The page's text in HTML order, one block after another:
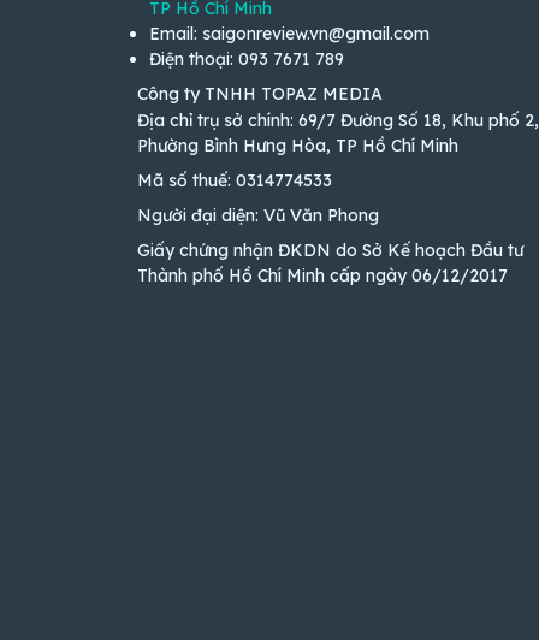
TP Hồ Chí Minh
Email: saigonreview.vn@gmail.com
Điện thoại: 093 7671 789
Công ty TNHH TOPAZ MEDIA
Địa chỉ trụ sở chính: 69/7 Đường Số 18, Khu phố 2,
Phường Bình Hưng Hòa, TP Hồ Chí Minh
Mã số thuế: 0314774533
Người đại diện: Vũ Văn Phong
Giấy chứng nhận ĐKDN do Sở Kế hoạch Đầu tư
Thành phố Hồ Chí Minh cấp ngày 06/12/2017